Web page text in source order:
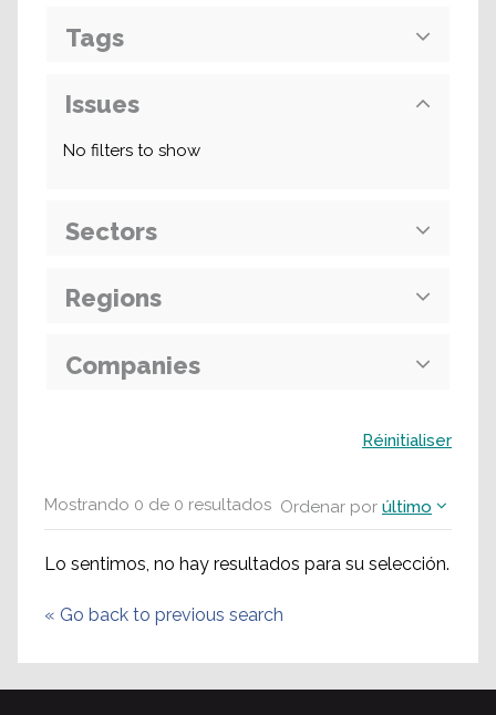
Mostrando 0 de 0 resultados Ordenar por último
Lo sentimos, no hay resultados para su selección.
« Go back to previous search
Tags
Issues
No filters to show
Sectors
Regions
Companies
Réinitialiser